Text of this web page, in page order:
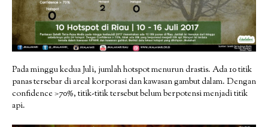
Pada minggu kedua Juli, jumlah hotspot menurun drastis. Ada 10 titik
panas tersebar di areal korporasi dan kawasan gambut dalam. Dengan
confidence >70%, titik-titik tersebut belum berpotensi menjadi titik
api.